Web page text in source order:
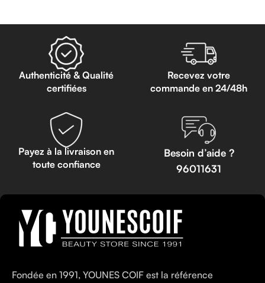
Authenticité & Qualité
certifiées
Recevez votre
commande en 24/48h
Payez à la livraison en
toute confiance
Besoin d’aide ?
96011631
Fondée en 1991, YOUNES COIF est la référence